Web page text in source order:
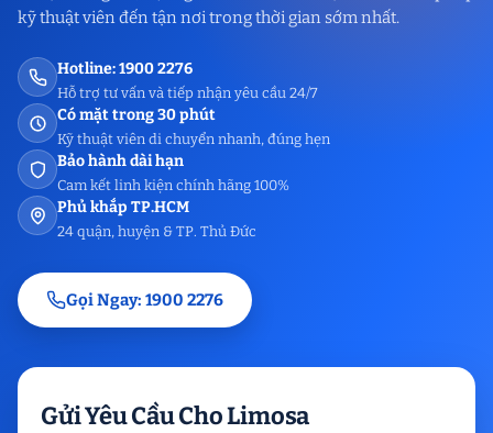
kỹ thuật viên đến tận nơi trong thời gian sớm nhất.
Hotline: 1900 2276
Hỗ trợ tư vấn và tiếp nhận yêu cầu 24/7
Có mặt trong 30 phút
Kỹ thuật viên di chuyển nhanh, đúng hẹn
Bảo hành dài hạn
Cam kết linh kiện chính hãng 100%
Phủ khắp TP.HCM
24 quận, huyện & TP. Thủ Đức
Gọi Ngay: 1900 2276
Gửi Yêu Cầu Cho Limosa